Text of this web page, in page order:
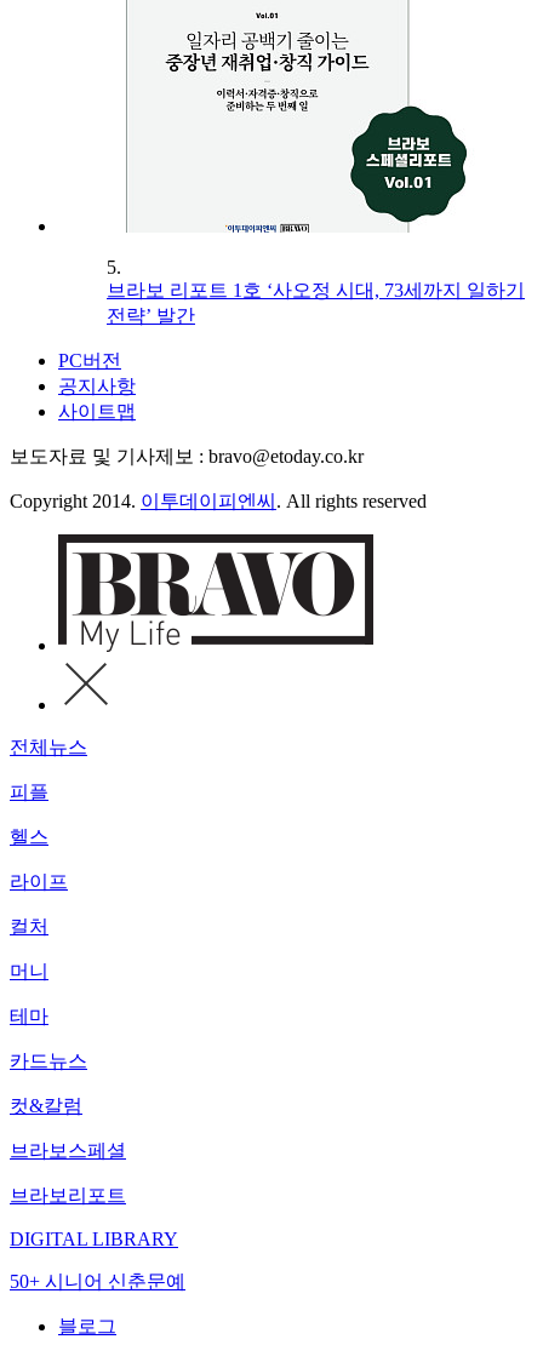
5.
브라보 리포트 1호 ‘사오정 시대, 73세까지 일하기
전략’ 발간
PC버전
공지사항
사이트맵
보도자료 및 기사제보 : bravo@etoday.co.kr
Copyright 2014. 이투데이피엔씨 . All rights reserved
전체뉴스
피플
헬스
라이프
컬처
머니
테마
카드뉴스
컷&칼럼
브라보스페셜
브라보리포트
DIGITAL LIBRARY
50+ 시니어 신춘문예
블로그